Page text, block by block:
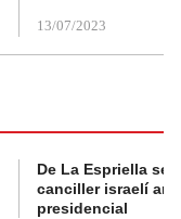
13/07/2023
De La Espriella se
canciller israelí
presidencial